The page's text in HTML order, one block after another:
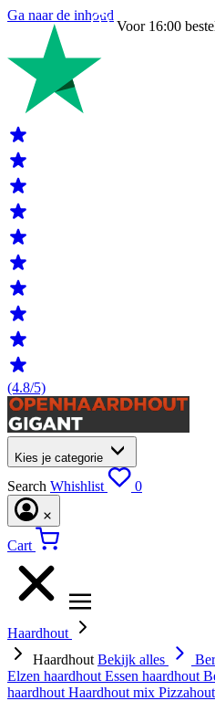
Ga naar de inhoud
Voor 16:00
(4.8/5)
Kies je categorie
Search Whishlist 0
Cart
Haardhout
Haardhout Bekijk alles
Elzen haardhout Essen haardhout
haardhout Haardhout mix Pizzahout